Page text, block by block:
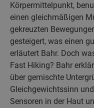
Körpermittelpunkt,
einen gleichmäßigen
gekreuzten
gesteigert, was einen
erläutert Bahr. Doch
Fast Hiking? Bahr
über gemischte
Gleichgewichtssinn
Sensoren in der Haut